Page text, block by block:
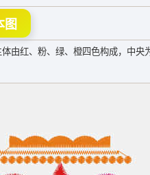
图
由红、粉、绿、橙四色构成，中